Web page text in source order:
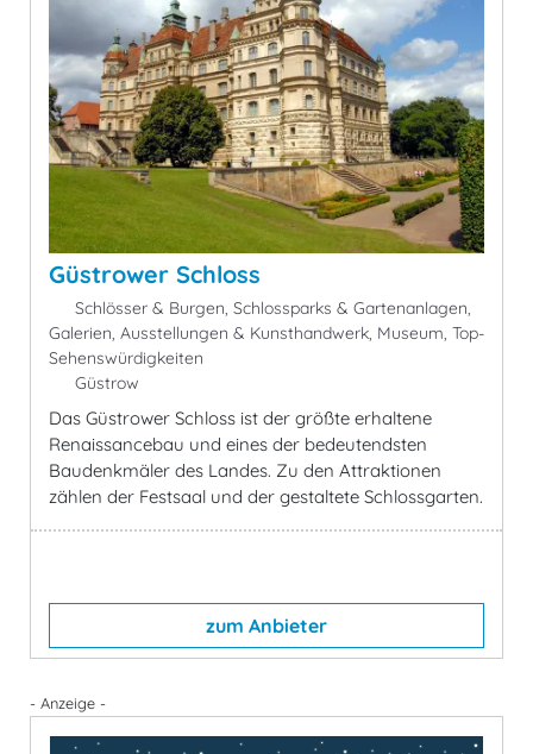
Güstrower Schloss
Schlösser & Burgen, Schlossparks & Gartenanlagen,
Galerien, Ausstellungen & Kunsthandwerk, Museum, Top-
Sehenswürdigkeiten
Güstrow
Das Güstrower Schloss ist der größte erhaltene
Renaissancebau und eines der bedeutendsten
Baudenkmäler des Landes. Zu den Attraktionen
zählen der Festsaal und der gestaltete Schlossgarten.
zum Anbieter
- Anzeige -